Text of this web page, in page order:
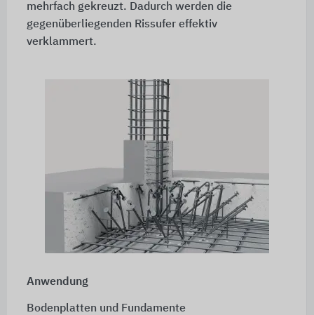
mehrfach gekreuzt. Dadurch werden die
gegenüberliegenden Rissufer effektiv
verklammert.
Anwendung
Bodenplatten und Fundamente